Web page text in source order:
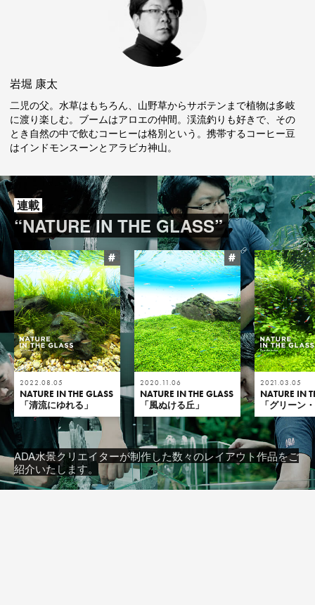
岩堀 康太
二児の父。水草はもちろん、山野草からサボテンまで植物は多岐
に渡り楽しむ。ブームはアロエの仲間。渓流釣りも好きで、その
とき自然の中で飲むコーヒーは格別という。携帯するコーヒー豆
はインドモンスーンとアラビカ神山。
連載
“NATURE IN THE GLASS”
#
2022.08.05
NATURE IN THE GLASS
「清流にゆれる」
#
2020.11.06
NATURE IN THE GLASS
「風ぬける丘」
2021.03.05
NATURE IN
「グリーン
ADA水景クリエイターが制作した数々のレイアウト作品をご
紹介いたします。